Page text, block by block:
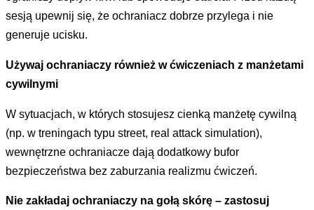
sesją upewnij się, że ochraniacz dobrze przylega i nie
generuje ucisku.
Używaj ochraniaczy również w ćwiczeniach z manżetami
cywilnymi
W sytuacjach, w których stosujesz cienką manżetę cywilną
(np. w treningach typu street, real attack simulation),
wewnętrzne ochraniacze dają dodatkowy bufor
bezpieczeństwa bez zaburzania realizmu ćwiczeń.
Nie zakładaj ochraniaczy na gołą skórę – zastosuj